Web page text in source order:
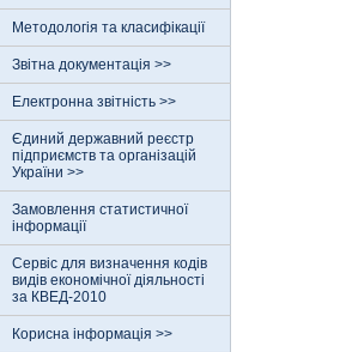
Методологія та класифікації
Звітна документація >>
Електронна звітність >>
Єдиний державний реєстр
пiдприємств та органiзацiй
України >>
Замовлення статистичної
інформації
Сервіс для визначення кодів
видів економічної діяльності
за КВЕД-2010
Корисна інформація >>